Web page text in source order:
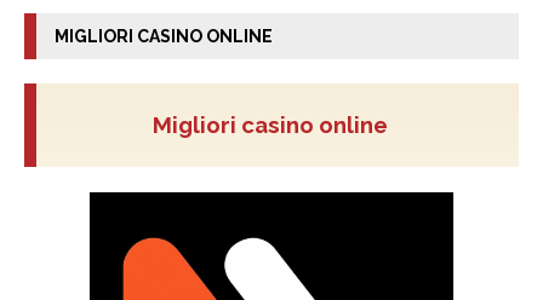
MIGLIORI CASINO ONLINE
Migliori casino online